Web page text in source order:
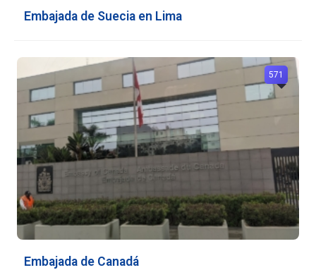
Embajada de Suecia en Lima
Embajada de Canadá
571